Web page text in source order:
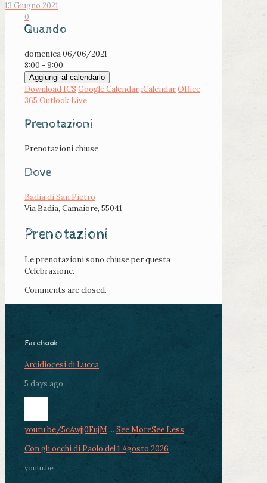
13 Giugno 2021
0
Quando
domenica 06/06/2021
8:00 - 9:00
Aggiungi al calendario
Download ICS Google Calendar iCalendarOffice
365 Outlook Live
Prenotazioni
Prenotazioni chiuse
Dove
Badia di San Pietro
Via Badia, Camaiore, 55041
Prenotazioni
Le prenotazioni sono chiuse per questa
Celebrazione.
Comments are closed.
Facebook
Arcidiocesi di Lucca
5 days ago
youtu.be/5cAwjj0FujM ... See MoreSee Less
Con gli occhi di Paolo del 1 Agosto 2026
youtu.be